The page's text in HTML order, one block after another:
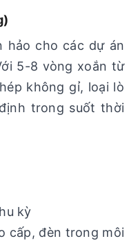
hảo cho các dự án
5-8 vòng xoắn từ
không gỉ, loại lò
trong suốt thời
kỳ
cấp, đèn trong môi